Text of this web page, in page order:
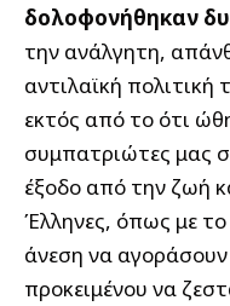
δολοφονήθηκαν
την ανάλγητη,
αντιλαϊκή
εκτός από το ότι
συμπατριώτες μας
έξοδο από την ζωή
Έλληνες, όπως με το
άνεση να
προκειμένου να